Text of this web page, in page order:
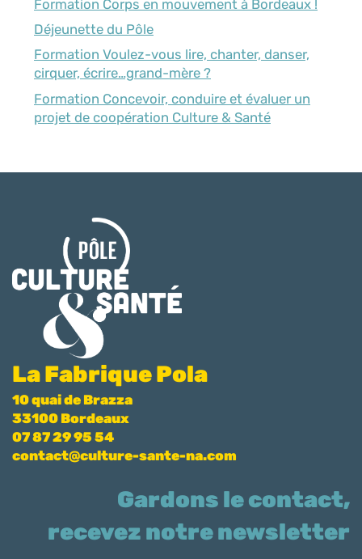
Formation Corps en mouvement à Bordeaux !
Déjeunette du Pôle
Formation Voulez-vous lire, chanter, danser,
cirquer, écrire…grand-mère ?
Formation Concevoir, conduire et évaluer un
projet de coopération Culture & Santé
La Fabrique Pola
10 quai de Brazza
33100 Bordeaux
07 87 29 95 54
contact@culture-sante-na.com
Gardons le contact,
recevez notre newsletter